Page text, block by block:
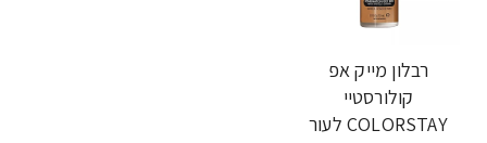
רבלון מייק אפ
קולורסטיי
COLORSTAY לעור